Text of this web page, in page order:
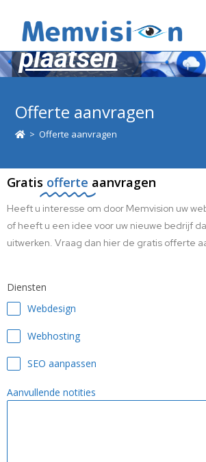
Bestelling
plaatsen
Offerte aanvragen
> Offerte aanvragen
Gratis offerte aanvragen
Heeft u interesse om door Memvision uw
of heeft u een idee voor uw nieuwe bedrijf
uitwerken. Vraag dan hier de gratis offerte
Diensten
Webdesign
Webhosting
SEO aanpassen
Aanvullende notities